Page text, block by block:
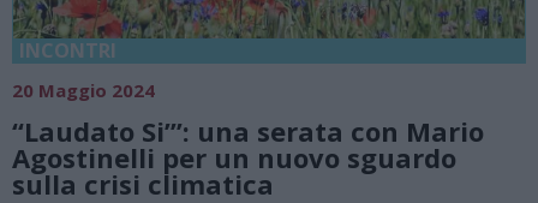
INCONTRI
20 Maggio 2024
“Laudato Si’”: una serata con Mario
Agostinelli per un nuovo sguardo
sulla crisi climatica